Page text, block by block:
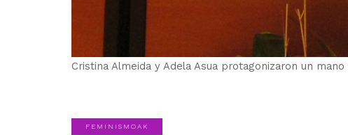
Cristina Almeida y Adela Asua protagonizaron un
FEMINISMOAK